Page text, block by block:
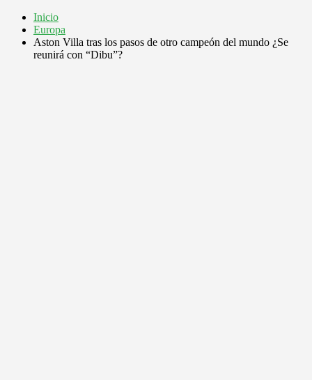
Inicio
Europa
Aston Villa tras los pasos de otro campeón del mundo ¿Se
reunirá con “Dibu”?